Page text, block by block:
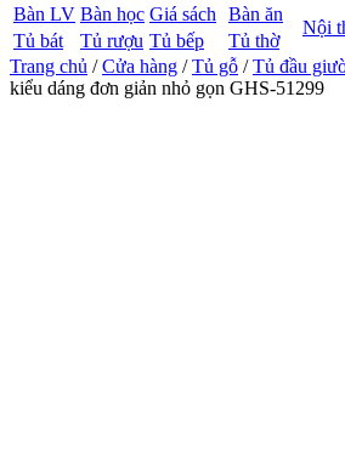
Bàn LV Bàn học Giá sách Bàn ăn
Nội
Tủ bát Tủ rượu Tủ bếp
Tủ thờ
Trang chủ /Cửa hàng /Tủ gỗ /Tủ đầu
kiểu dáng đơn giản nhỏ gọn GHS-51299